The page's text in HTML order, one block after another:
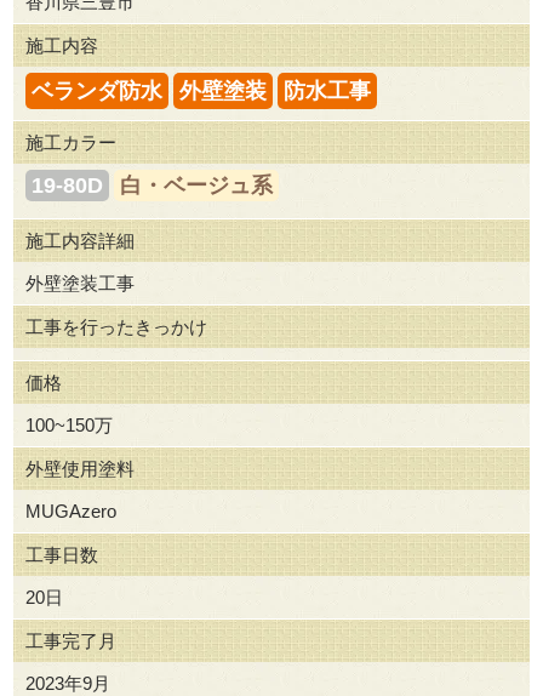
施工内容
ベランダ防水 外壁塗装 防水工事
施工カラー
19-80D 白・ベージュ系
施工内容詳細
外壁塗装工事
工事を行ったきっかけ
価格
100~150万
外壁使用塗料
MUGAzero
工事日数
20日
工事完了月
2023年9月